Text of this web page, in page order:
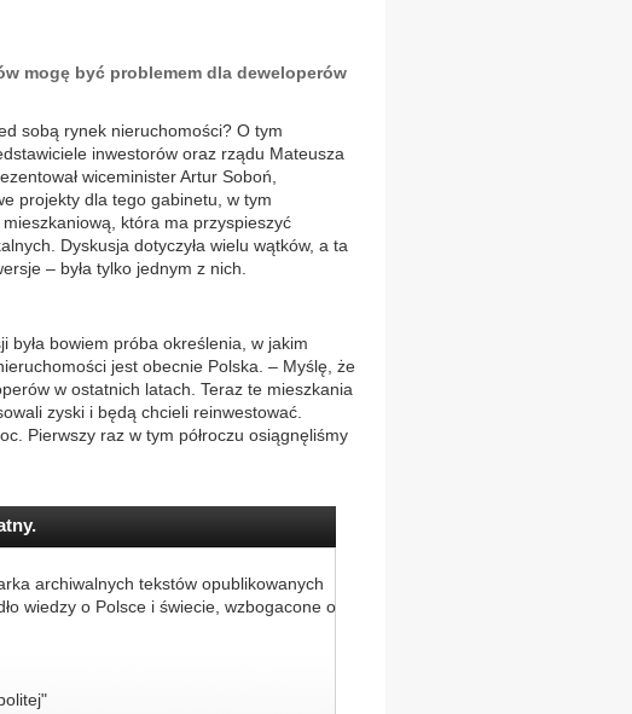
mogę być problemem dla deweloperów
sobą rynek nieruchomości? O tym
inwestorów oraz rządu Mateusza
wiceminister Artur Soboń,
projekty dla tego gabinetu, w tym
która ma przyspieszyć
Dyskusja dotyczyła wielu wątków, a ta
– była tylko jednym z nich.
była bowiem próba określenia, w jakim
jest obecnie Polska. – Myślę, że
w ostatnich latach. Teraz te mieszkania
zyski i będą chcieli reinwestować.
Pierwszy raz w tym półroczu osiągnęliśmy
archiwalnych tekstów opublikowanych
wiedzy o Polsce i świecie, wzbogacone o